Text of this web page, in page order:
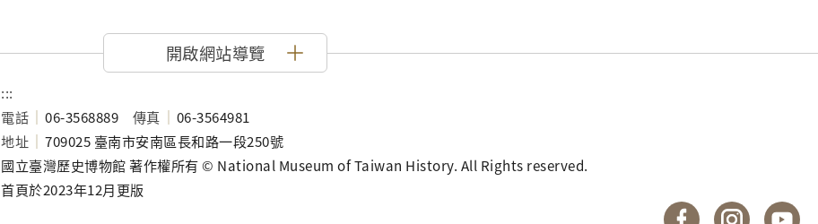
開啟網站導覽
:::
電話
06-3568889 傳真
06-3564981
地址
709025 臺南市安南區長和路一段250號
國立臺灣歷史博物館 著作權所有 © National Museum of Taiwan History. All Rights reserved.
首頁於2023年12月更版
國立臺灣歷史博
國立臺灣